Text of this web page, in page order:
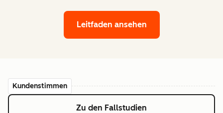
Leitfaden ansehen
Kundenstimmen
Zu den Fallstudien